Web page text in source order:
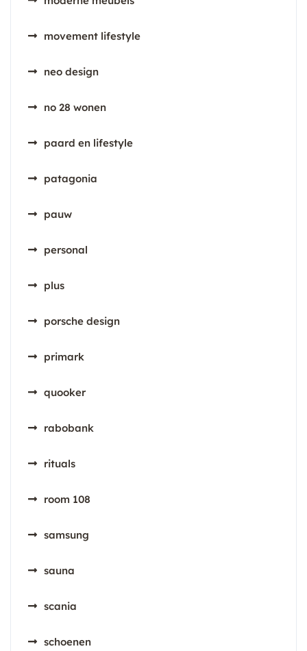
movement lifestyle
neo design
no 28 wonen
paard en lifestyle
patagonia
pauw
personal
plus
porsche design
primark
quooker
rabobank
rituals
room 108
samsung
sauna
scania
schoenen